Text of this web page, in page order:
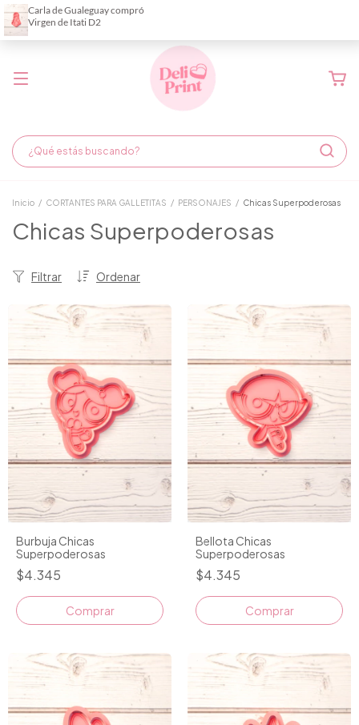
Demora de fabricación hasta 6 días hábiles
Inicio / CORTANTES PARA GALLETITAS / PERSONAJES / Chicas Superpoderosas
Chicas Superpoderosas
Ordenar
Filtrar
Burbuja Chicas
Superpoderosas
$4.345
Comprar
Bellota Chicas
Superpoderosas
$4.345
Comprar